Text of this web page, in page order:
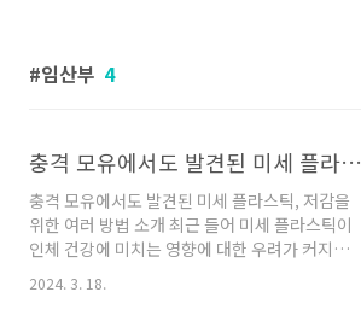
임산부 4
충격 모유에서도 발견된 미세 플라스틱, 저감을 위한 여러 방법 소개
충격 모유에서도 발견된 미세 플라스틱, 저감을
위한 여러 방법 소개 최근 들어 미세 플라스틱이
인체 건강에 미치는 영향에 대한 우려가 커지고
있습니다. 이는 단순히 환경오염 문제를 넘어서,
우리 몸속 깊숙이 침투하여 다양한 건강 문제를
2024. 3. 18.